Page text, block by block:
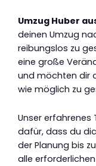
Umzug Huber
deinen Umzug
reibungslos zu
eine große
und möchten dir
wie möglich zu
Unser
dafür, dass du
der Planung bis
alle